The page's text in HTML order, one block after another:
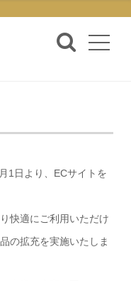
1日より、ECサイトを
快適にご利用いただけ
の拡充を実施いたしま